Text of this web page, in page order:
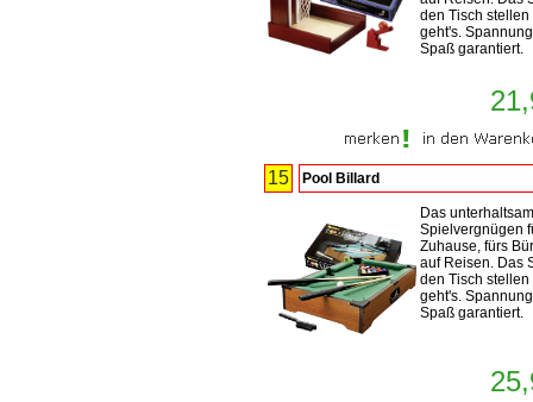
den Tisch stellen
geht's.
Spaß garantiert.
15 Pool Billard
Das
Spielvergnügen
Zuhause, fürs
auf Reisen. Das
den Tisch stellen
geht's.
Spaß garantiert.